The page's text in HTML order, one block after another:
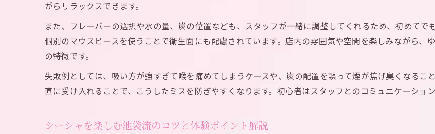
炭の火力調整でシーシャを安全に楽しむ方法
がらリラックスできます。
また、フレーバーの選択や水の量、炭の位置なども、スタッフが一緒に調整してくれるため、初めてで
個別のマウスピースを使うことで衛生面にも配慮されています。店内の雰囲気や空間を楽しみながら、
の特徴です。
失敗例としては、吸い方が強すぎて喉を痛めてしまうケースや、炭の配置を誤って煙が焦げ臭くなるこ
直に受け入れることで、こうしたミスを防ぎやすくなります。初心者はスタッフとのコミュニケーショ
シーシャを楽しむ池袋流のコツと体験ポイント解説